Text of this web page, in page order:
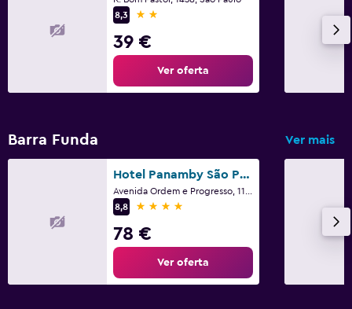
8,3
2 estrelas
39 €
Ver oferta
Barra Funda Ver mais
Hotel Panamby São Paulo
8,8
4 estrelas
78 €
Ver oferta